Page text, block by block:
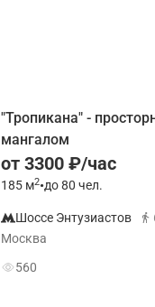
"Тропикана" -
мангалом
от 3300 ₽/час
185 м2•до 80 чел.
Шоссе Энтузиастов
Москва
560